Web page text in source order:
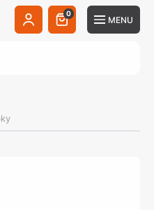
0
MENU